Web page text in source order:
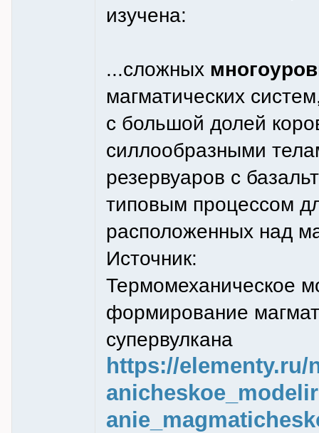
изучена:
...сложных
магматических
с большой долей
силлообразными
резервуаров с
типовым процессом
расположенных над
Источник:
Термомеханическое
формирование
супервулкана
https://elementy.ru/